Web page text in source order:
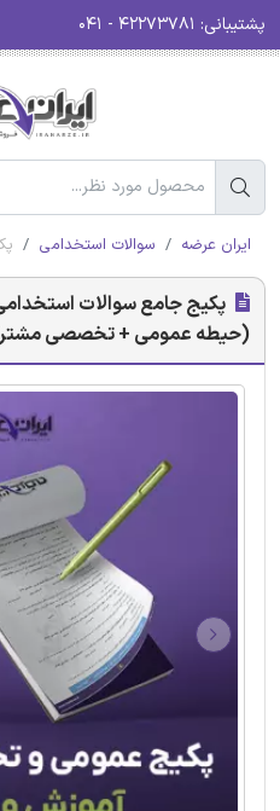
پشتیبانی:
ایران عرضه سوالات استخدامی
پکیج جامع سوالات
(حیطه عمومی + تخصصی